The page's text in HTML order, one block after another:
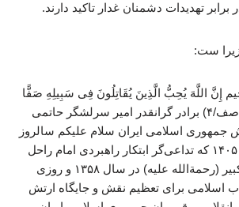
برابر تهدیدات دشمنان غدار تاکید دارند.
ست:
إِنَّ اللَّهَ یُحِبُّ الَّذِینَ یُقَاتِلُونَ فِی سَبِیلِهِ صَفًّا
کَأَنَّهُمْ بُنْیَانٌ مَرْصُوصٌ(صف/۴) برادر گرانقدر امیر سرلشگر حاتمی
جمهوری اسلامی ایران سلام علیکم سالروز
۲۹ فروردین ماه سال ۱۴۰۵ که تداعی‌گر ابتکار راهبردی امام راحل
عظیم الشأن خمینی کبیر (رحمةالله علیه) در سال ۱۳۵۸ و روزی
اسلامی برای تعظیم نقش و جایگاه ارتش